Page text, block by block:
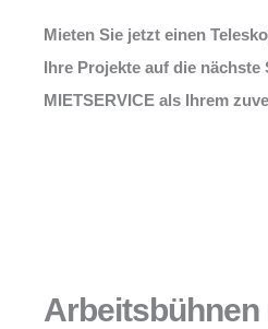
Mieten Sie jetzt einen
Ihre Projekte auf die nächste
MIETSERVICE als Ihrem
Arbeitsbühnen